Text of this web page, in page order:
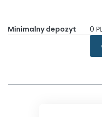
Minimalny depozyt
0